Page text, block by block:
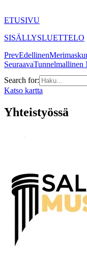
ETUSIVU
SISÄLLYSLUETTELO
PrevEdellinen
SeuraavaTunnelmallinen
Search for:
Katso kartta
Yhteistyössä